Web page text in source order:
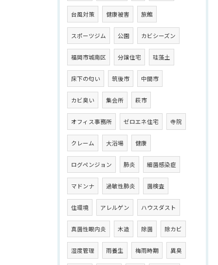
台風対策 健康被害 旅館
スポーツジム 公園 カビシーズン
福岡市城南区 分譲住宅 珪藻土
床下の匂い 筑後市 中間市
カビ臭い 集会所 萩市
オフィス事務所 ゼロエネ住宅 寺院
クレーム 大浴場 健康
ログペンジョン 肺炎 細菌感染症
マドンナ 過敏性肺炎 菌検査
住環境 アレルゲン ハウスダスト
真菌性眼内炎 木造 除菌 除カビ
湿度管理 雨養生 梅雨時期 異臭